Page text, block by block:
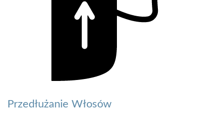
Przedłużanie Włosów